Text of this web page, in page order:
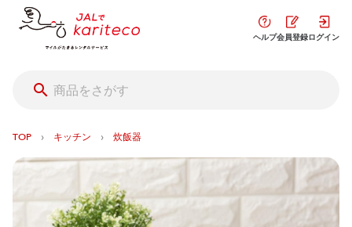
ヘルプ会員登録ログイン
TOP › キッチン › 炊飯器